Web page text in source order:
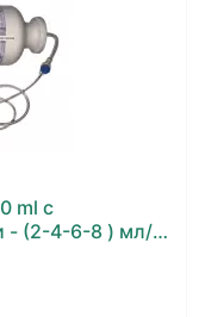
ml с
- (2-4-6-8 ) мл/